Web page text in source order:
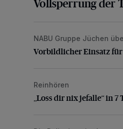
Vollsperrung der
Vorbildlicher Einsatz für
NABU Gruppe Jüchen
Vorbildlicher Einsatz
„Loss dir nix jefalle“ in 7
Reinhören
„Loss dir nix jefalle“ in 7